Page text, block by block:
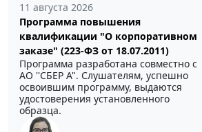
11 августа 2026
Программа повышения
квалификации "О корпоративном
заказе" (223-ФЗ от 18.07.2011)
Программа разработана совместно с
АО ''СБЕР А". Слушателям, успешно
освоившим программу, выдаются
удостоверения установленного
образца.